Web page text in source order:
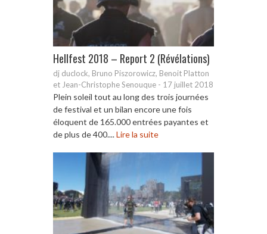
Hellfest 2018 – Report 2 (Révélations)
dj duclock, Bruno Piszorowicz, Benoit Platton
et Jean-Christophe Senouque - 17 juillet 2018
Plein soleil tout au long des trois journées
de festival et un bilan encore une fois
éloquent de 165.000 entrées payantes et
de plus de 400....Lire la suite